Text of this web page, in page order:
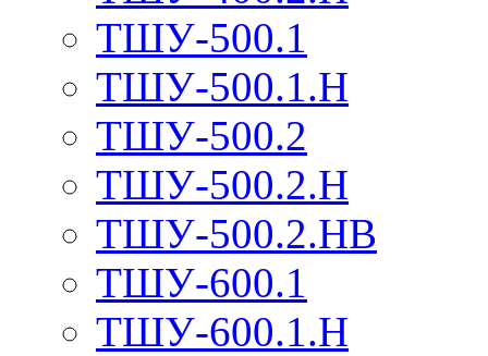
ТШУ-500.1
ТШУ-500.1.Н
ТШУ-500.2
ТШУ-500.2.Н
ТШУ-500.2.НВ
ТШУ-600.1
ТШУ-600.1.Н